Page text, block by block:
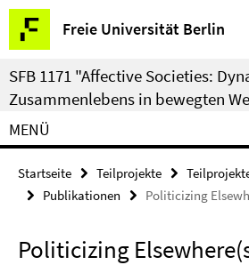
Springe
direkt
zu
Inhalt
Freie Universität Berlin
Service-
Navigation
SFB 1171 "Affective Societies:
Zusammenlebens in bewegten
MENÜ
Startseite Teilprojekte
Publikationen
Politicizing
Politicizing